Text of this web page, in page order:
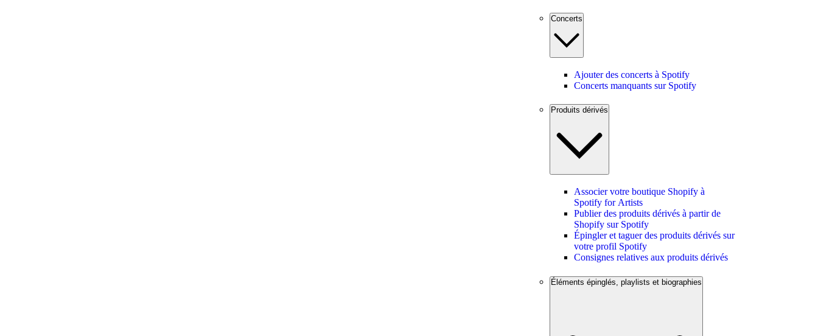
Concerts
Ajouter des concerts à Spotify
Concerts manquants sur Spotify
Produits dérivés
Associer votre boutique Shopify à
Spotify for Artists
Publier des produits dérivés à partir de
Shopify sur Spotify
Épingler et taguer des produits dérivés sur
votre profil Spotify
Consignes relatives aux produits dérivés
Éléments épinglés, playlists et biographies